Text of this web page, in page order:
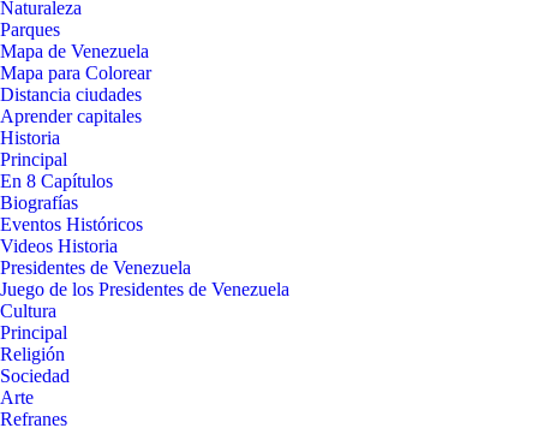
Naturaleza
Parques
Mapa de Venezuela
Mapa para Colorear
Distancia ciudades
Aprender capitales
Historia
Principal
En 8 Capítulos
Biografías
Eventos Históricos
Videos Historia
Presidentes de Venezuela
Juego de los Presidentes de Venezuela
Cultura
Principal
Religión
Sociedad
Arte
Refranes